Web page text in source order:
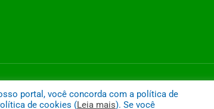
portal, você concorda com a política de
de cookies (Leia mais). Se você